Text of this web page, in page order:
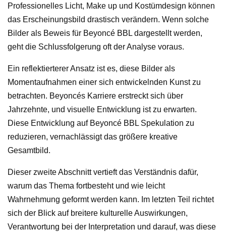
Professionelles Licht, Make up und Kostümdesign können
das Erscheinungsbild drastisch verändern. Wenn solche
Bilder als Beweis für Beyoncé BBL dargestellt werden,
geht die Schlussfolgerung oft der Analyse voraus.
Ein reflektierterer Ansatz ist es, diese Bilder als
Momentaufnahmen einer sich entwickelnden Kunst zu
betrachten. Beyoncés Karriere erstreckt sich über
Jahrzehnte, und visuelle Entwicklung ist zu erwarten.
Diese Entwicklung auf Beyoncé BBL Spekulation zu
reduzieren, vernachlässigt das größere kreative
Gesamtbild.
Dieser zweite Abschnitt vertieft das Verständnis dafür,
warum das Thema fortbesteht und wie leicht
Wahrnehmung geformt werden kann. Im letzten Teil richtet
sich der Blick auf breitere kulturelle Auswirkungen,
Verantwortung bei der Interpretation und darauf, was diese